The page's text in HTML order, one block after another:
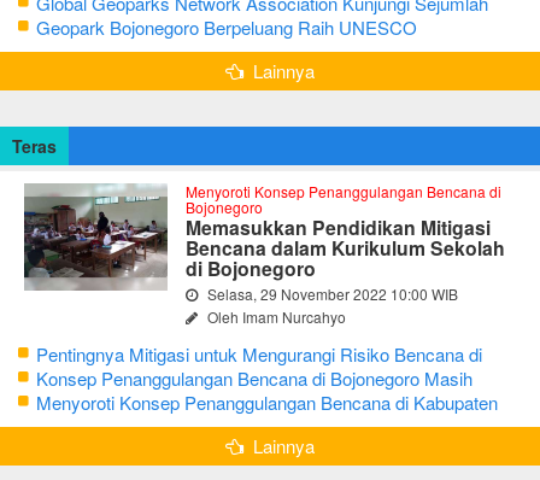
Geosite di Bojonegoro
Geopark Bojonegoro Berpeluang Raih UNESCO
Global Geopark
Lainnya
Teras
Menyoroti Konsep Penanggulangan Bencana di
Bojonegoro
Memasukkan Pendidikan Mitigasi
Bencana dalam Kurikulum Sekolah
di Bojonegoro
Selasa, 29 November 2022 10:00 WIB
Oleh Imam Nurcahyo
Pentingnya Mitigasi untuk Mengurangi Risiko Bencana di
Bojonegoro
Konsep Penanggulangan Bencana di Bojonegoro Masih
Mengutamakan Tanggap Darurat
Menyoroti Konsep Penanggulangan Bencana di Kabupaten
Bojonegoro
Lainnya